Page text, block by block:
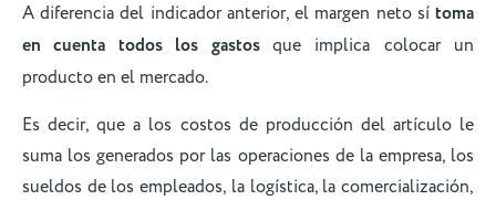
A diferencia del indicador anterior, el margen neto sí toma
en cuenta todos los gastos que implica colocar un
producto en el mercado.
Es decir, que a los costos de producción del artículo le
suma los generados por las operaciones de la empresa, los
sueldos de los empleados, la logística, la comercialización,